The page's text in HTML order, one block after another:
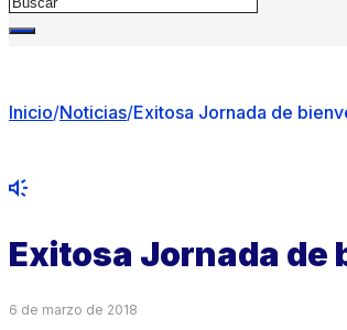
Inicio/Noticias/Exitosa Jornada de
Exitosa Jornada de
6 de marzo de 2018